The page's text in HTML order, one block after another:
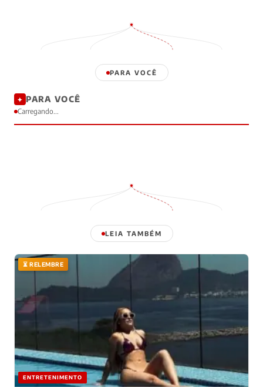
PARA VOCÊ
✦ PARA VOCÊ
Carregando...
LEIA TAMBÉM
⏳ RELEMBRE
ENTRETENIMENTO